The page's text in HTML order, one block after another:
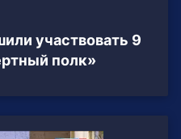
участвовать 9
полк»